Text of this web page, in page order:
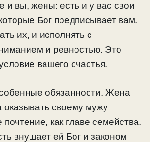
вы, жены: есть и у вас свои
Бог предписывает вам.
их, и исполнять с
и ревностью. Это
вашего счастья.
обязанности. Жена
оказывать своему мужу
как главе семейства.
внушает ей Бог и законом